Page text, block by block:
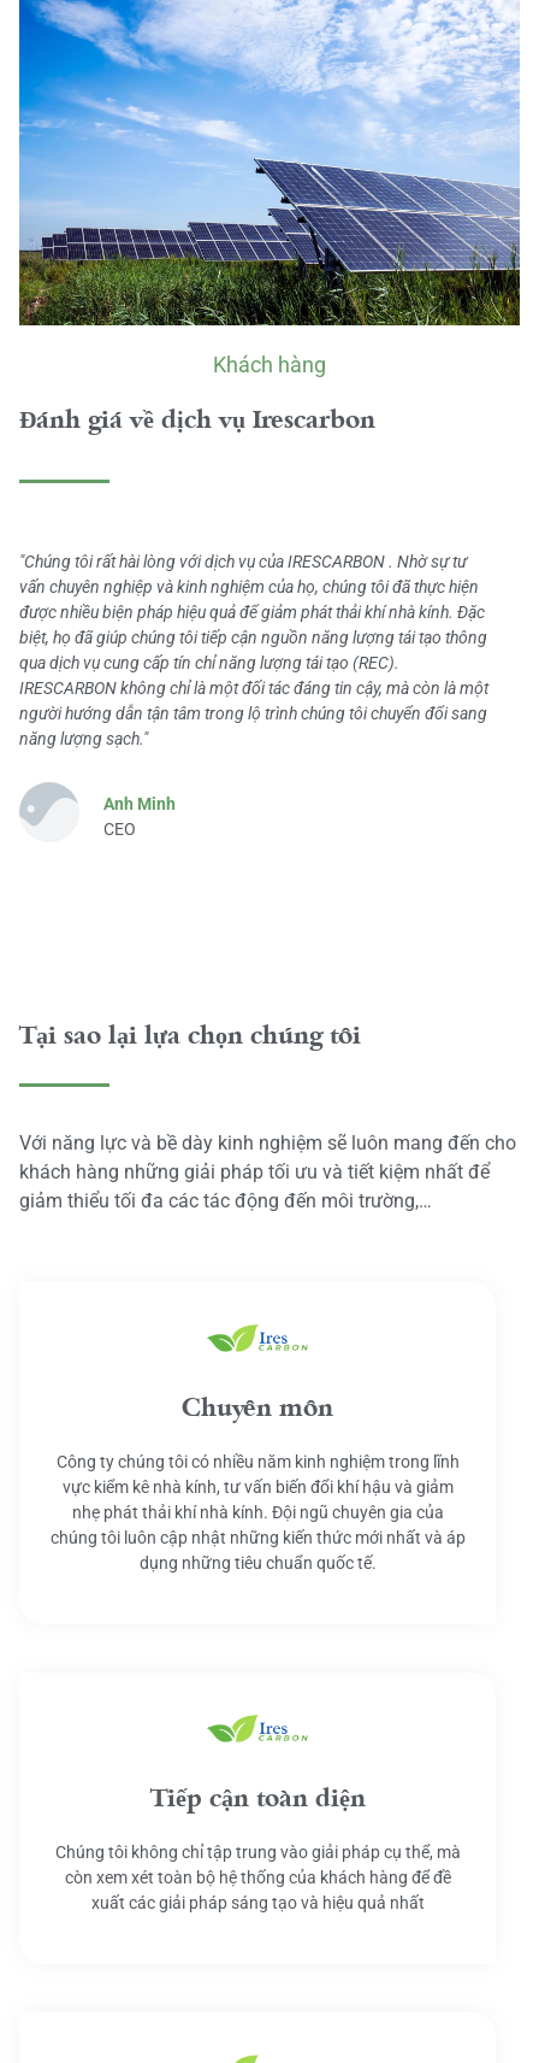
Khách hàng
Đánh giá về dịch vụ Irescarbon
"Chúng tôi rất hài lòng với dịch vụ của IRESCARBON . Nhờ sự tư
vấn chuyên nghiệp và kinh nghiệm của họ, chúng tôi đã thực hiện
được nhiều biện pháp hiệu quả để giảm phát thải khí nhà kính. Đặc
biệt, họ đã giúp chúng tôi tiếp cận nguồn năng lượng tái tạo thông
qua dịch vụ cung cấp tín chỉ năng lượng tái tạo (REC).
IRESCARBON không chỉ là một đối tác đáng tin cậy, mà còn là một
người hướng dẫn tận tâm trong lộ trình chúng tôi chuyển đổi sang
năng lượng sạch."
Anh Minh
CEO
Tại sao lại lựa chọn chúng tôi
Với năng lực và bề dày kinh nghiệm sẽ luôn mang đến cho
khách hàng những giải pháp tối ưu và tiết kiệm nhất để
giảm thiểu tối đa các tác động đến môi trường,…
Chuyên môn
Công ty chúng tôi có nhiều năm kinh nghiệm trong lĩnh
vực kiểm kê nhà kính, tư vấn biến đổi khí hậu và giảm
nhẹ phát thải khí nhà kính. Đội ngũ chuyên gia của
chúng tôi luôn cập nhật những kiến thức mới nhất và áp
dụng những tiêu chuẩn quốc tế.
Tiếp cận toàn diện
Chúng tôi không chỉ tập trung vào giải pháp cụ thể, mà
còn xem xét toàn bộ hệ thống của khách hàng để đề
xuất các giải pháp sáng tạo và hiệu quả nhất